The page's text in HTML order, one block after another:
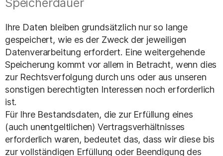
Ihre Daten bleiben grundsätzlich nur so lange
gespeichert, wie es der Zweck der jeweiligen
Datenverarbeitung erfordert. Eine weitergehende
Speicherung kommt vor allem in Betracht, wenn dies
zur Rechtsverfolgung durch uns oder aus unseren
sonstigen berechtigten Interessen noch erforderlich
ist.
Für Ihre Bestandsdaten, die zur Erfüllung eines
(auch unentgeltlichen) Vertragsverhältnisses
erforderlich waren, bedeutet das, dass wir diese bis
zur vollständigen Erfüllung oder Beendigung des